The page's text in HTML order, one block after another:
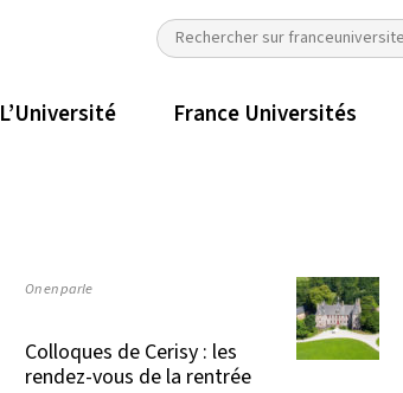
L’Université France Universités
On en parle
Colloques de Cerisy : les
rendez-vous de la rentrée